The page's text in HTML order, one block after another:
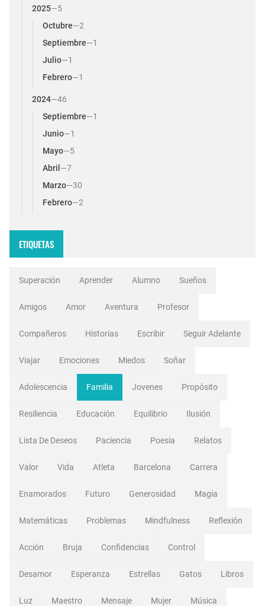
2025—5
Octubre—2
Septiembre—1
Julio—1
Febrero—1
2024—46
Septiembre—1
Junio—1
Mayo—5
Abril —7
Marzo—30
Febrero—2
ETIQUETAS
Superación Aprender Alumno Sueños
Amigos Amor Aventura Profesor
Compañeros Historias Escribir Seguir Adelante
Viajar Emociones Miedos Soñar
Adolescencia Familia Jovenes Propósito
Resiliencia Educación Equilibrio Ilusión
Lista De Deseos Paciencia Poesia Relatos
Valor Vida Atleta Barcelona Carrera
Enamorados Futuro Generosidad Magia
Matemáticas Problemas Mindfulness Reflexión
Acción Bruja Confidencias Control
Desamor Esperanza Estrellas Gatos Libros
Luz Maestro Mensaje Mujer Música